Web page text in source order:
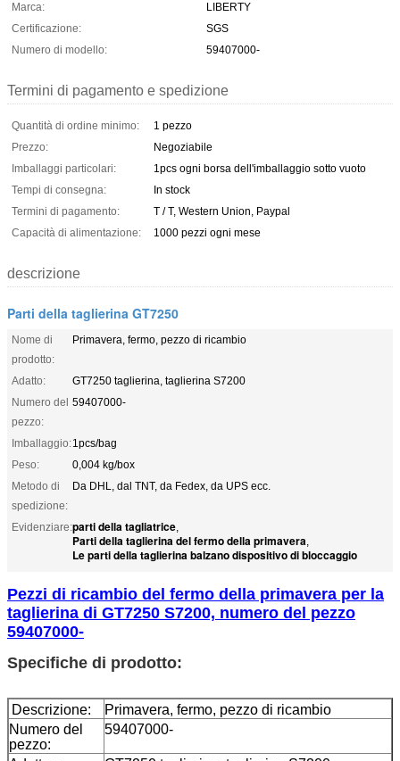
Marca:
LIBERTY
Certificazione:
SGS
Numero di modello:
59407000-
Termini di pagamento e spedizione
Quantità di ordine minimo:
1 pezzo
Prezzo:
Negoziabile
Imballaggi particolari:
1pcs ogni borsa dell'imballaggio sotto vuoto
Tempi di consegna:
In stock
Termini di pagamento:
T / T, Western Union, Paypal
Capacità di alimentazione:
1000 pezzi ogni mese
descrizione
Parti della taglierina GT7250
Nome di
prodotto:
Primavera, fermo, pezzo di ricambio
Adatto:
GT7250 taglierina, taglierina S7200
Numero del
pezzo:
59407000-
Imballaggio:1pcs/bag
Peso:
0,004 kg/box
Metodo di
spedizione:
Da DHL, dal TNT, da Fedex, da UPS ecc.
Evidenziare:parti della tagliatrice,
Parti della taglierina del fermo della primavera,
Le parti della taglierina balzano dispositivo di bloccaggio
Pezzi di ricambio del fermo della primavera per la
taglierina di GT7250 S7200, numero del pezzo
59407000-
Specifiche di prodotto:
Descrizione:
Primavera, fermo, pezzo di ricambio
Numero del
pezzo:
59407000-